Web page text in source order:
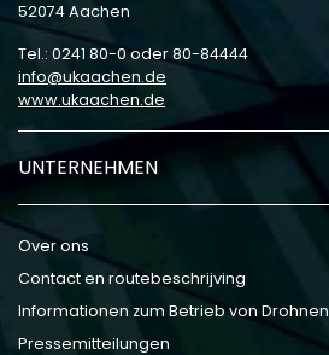
52074 Aachen
Tel.: 0241 80-0 oder 80-84444
info
ukaachen de
www.ukaachen.de
UNTERNEHMEN
Over ons
Contact en routebeschrijving
Informationen zum Betrieb von Drohnen
Pressemitteilungen